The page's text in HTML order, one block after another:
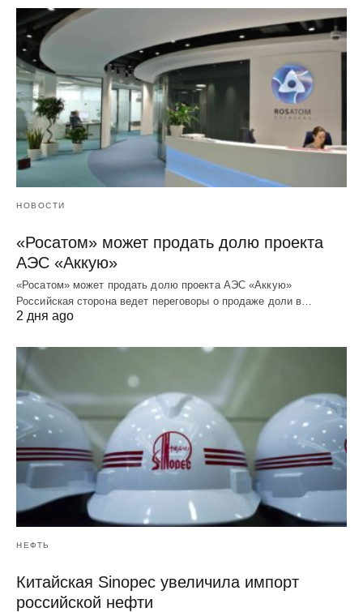
НОВОСТИ
«Росатом» может продать долю проекта
АЭС «Аккую»
«Росатом» может продать долю проекта АЭС «Аккую»
Российская сторона ведет переговоры о продаже доли в…
2 дня ago
НЕФТЬ
Китайская Sinopec увеличила импорт
российской нефти